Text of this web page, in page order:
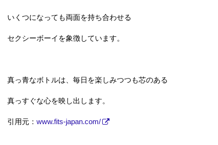
いくつになっても両面を持ち合わせる
セクシーボーイを象徴しています。
真っ青なボトルは、毎日を楽しみつつも芯のある
真っすぐな心を映し出します。
引用元： www.fits-japan.com/